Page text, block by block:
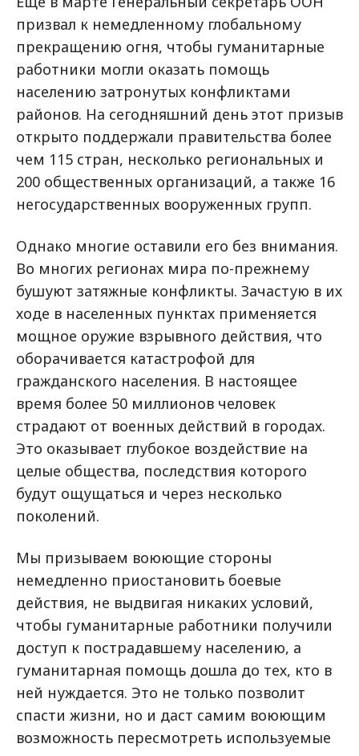
призвал к немедленному глобальному
прекращению огня, чтобы гуманитарные
работники могли оказать помощь
населению затронутых конфликтами
районов. На сегодняшний день этот призыв
открыто поддержали правительства более
чем 115 стран, несколько региональных и
200 общественных организаций, а также 16
негосударственных вооруженных групп.
Однако многие оставили его без внимания.
Во многих регионах мира по-прежнему
бушуют затяжные конфликты. Зачастую в их
ходе в населенных пунктах применяется
мощное оружие взрывного действия, что
оборачивается катастрофой для
гражданского населения. В настоящее
время более 50 миллионов человек
страдают от военных действий в городах.
Это оказывает глубокое воздействие на
целые общества, последствия которого
будут ощущаться и через несколько
поколений.
Мы призываем воюющие стороны
немедленно приостановить боевые
действия, не выдвигая никаких условий,
чтобы гуманитарные работники получили
доступ к пострадавшему населению, а
гуманитарная помощь дошла до тех, кто в
ней нуждается. Это не только позволит
спасти жизни, но и даст самим воюющим
возможность пересмотреть используемые